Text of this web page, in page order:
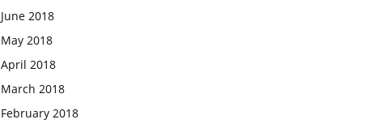
June 2018
May 2018
April 2018
March 2018
February 2018